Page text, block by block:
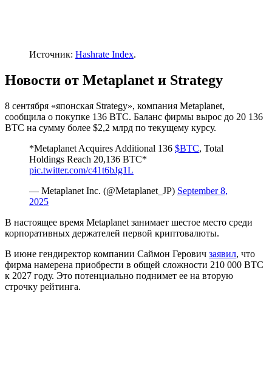
Источник: Hashrate Index.
Новости от Metaplanet и Strategy
8 сентября «японская Strategy», компания Metaplanet,
сообщила о покупке 136 BTC. Баланс фирмы вырос до 20 136
BTC на сумму более $2,2 млрд по текущему курсу.
*Metaplanet Acquires Additional 136 $BTC, Total
Holdings Reach 20,136 BTC*
pic.twitter.com/c41t6bJg1L
— Metaplanet Inc. (@Metaplanet_JP) September 8,
2025
В настоящее время Metaplanet занимает шестое место среди
корпоративных держателей первой криптовалюты.
В июне гендиректор компании Саймон Герович заявил, что
фирма намерена приобрести в общей сложности 210 000 BTC
к 2027 году. Это потенциально поднимет ее на вторую
строчку рейтинга.